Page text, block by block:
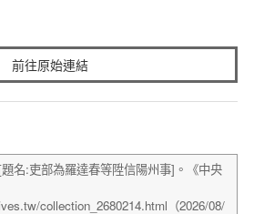
前往原始連結